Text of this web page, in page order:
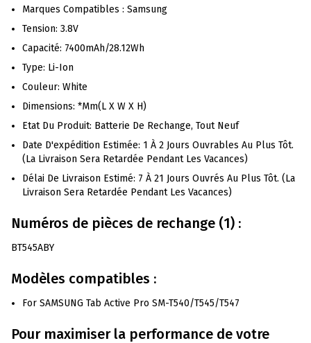
Marques Compatibles : Samsung
Tension: 3.8V
Capacité: 7400mAh/28.12Wh
Type: Li-Ion
Couleur: White
Dimensions: *mm(L X W X H)
Etat Du Produit: Batterie De Rechange, Tout Neuf
Date D'expédition Estimée: 1 À 2 Jours Ouvrables Au Plus Tôt.
(La Livraison Sera Retardée Pendant Les Vacances)
Délai De Livraison Estimé: 7 À 21 Jours Ouvrés Au Plus Tôt. (La
Livraison Sera Retardée Pendant Les Vacances)
Numéros de pièces de rechange (1) :
BT545ABY
Modèles compatibles :
For SAMSUNG Tab Active Pro SM-T540/T545/T547
Pour maximiser la performance de votre